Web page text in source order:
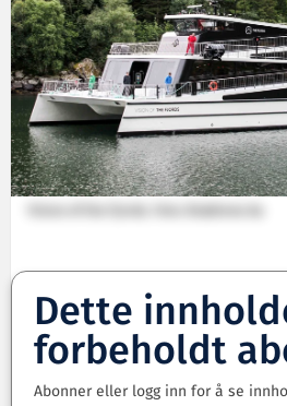
Dette
forbeholdt
Abonner eller logg inn for å se